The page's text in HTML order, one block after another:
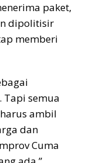
paket,
dipolitisir
memberi
Tapi semua
ambil
dan
Cuma